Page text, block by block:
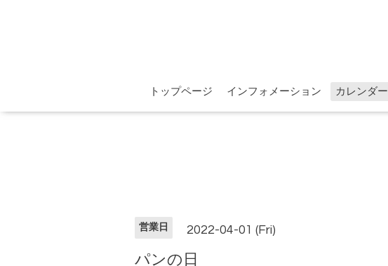
トップページ インフォメーション カレンダー
営業日 2022-04-01 (Fri)
パンの日